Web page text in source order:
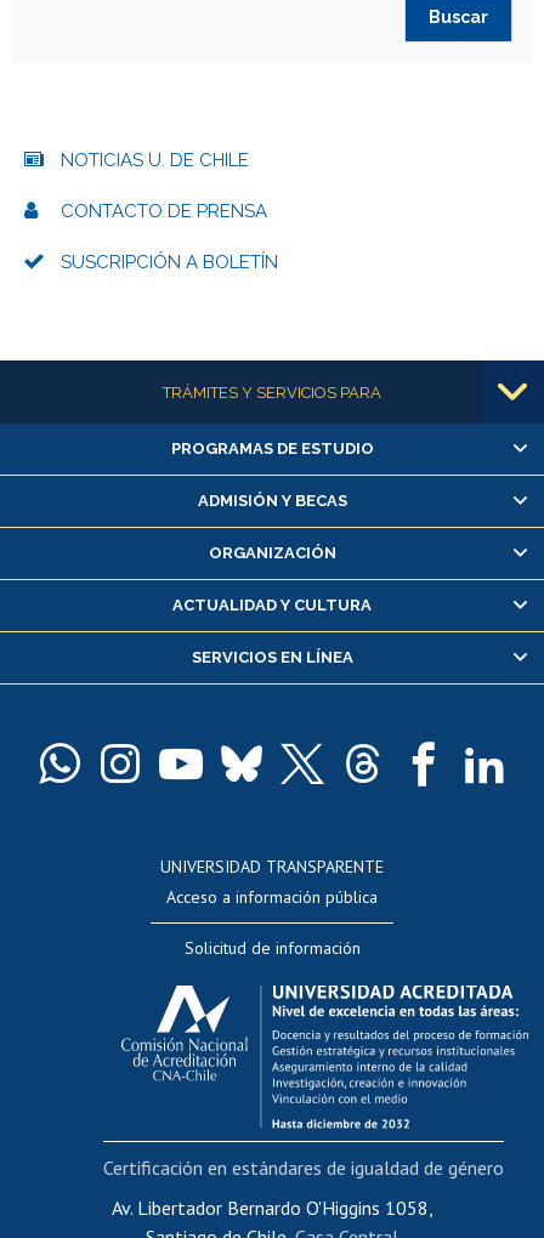
NOTICIAS U. DE CHILE
CONTACTO DE PRENSA
SUSCRIPCIÓN A BOLETÍN
Más informaciónTRÁMITES Y SERVICIOS PARA
Alumnas/os y exalumnas/os
Matrícula en línea
Inscripción y cambio de asignaturas
Consulta y certificado de notas
Servicio médico y dental
Pago de arancel y crédito alumnos
Docentes
Perfeccionamiento
Editar Portafolio Académico
Evaluación docente
Calificación académica
Postulación al AUCAI
Funcionarias/os
Cursos internos de capacitación
Bienestar del personal
Portal de movilidad interna
Certificado de renta
PROGRAMAS DE ESTUDIO
ADMISIÓN Y BECAS
ORGANIZACIÓN
ACTUALIDAD Y CULTURA
SERVICIOS EN LÍNEA
UNIVERSIDAD TRANSPARENTE
Acceso a información pública
Solicitud de información
Av. Libertador Bernardo O'Higgins 1058,
Certificación en estándares de igualdad de género